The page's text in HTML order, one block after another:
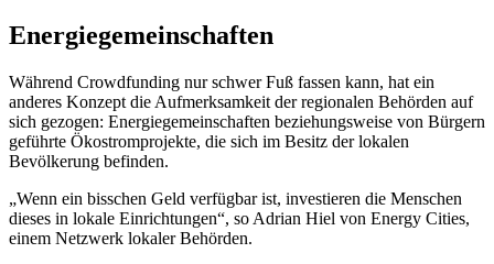
Energiegemeinschaften
Während Crowdfunding nur schwer Fuß fassen kann, hat ein
anderes Konzept die Aufmerksamkeit der regionalen Behörden auf
sich gezogen: Energiegemeinschaften beziehungsweise von Bürgern
geführte Ökostromprojekte, die sich im Besitz der lokalen
Bevölkerung befinden.
„Wenn ein bisschen Geld verfügbar ist, investieren die Menschen
dieses in lokale Einrichtungen“, so Adrian Hiel von Energy Cities,
einem Netzwerk lokaler Behörden.